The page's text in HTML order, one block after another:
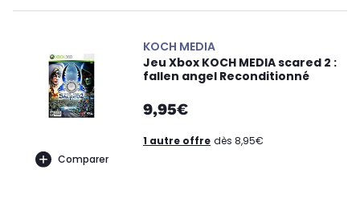
Comparer
KOCH MEDIA
Jeu Xbox KOCH MEDIA scared 2 :
fallen angel Reconditionné
9,95€
1 autre offre dès 8,95€